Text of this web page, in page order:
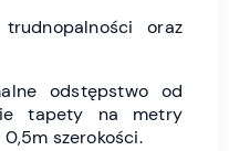
oraz
odstępstwo od
tapety na metry
szerokości.